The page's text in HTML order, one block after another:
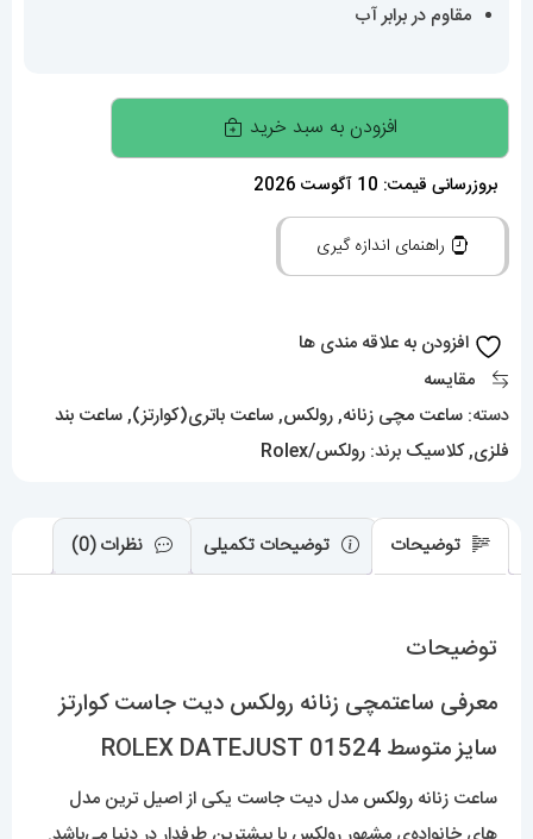
مقاوم در برابر آب
ساعتمچی
زنانه
رولکس
دیت
جاست
متوسط
DATEJUST
افزودن به سبد خرید
بروزرسانی قیمت: 10 آگوست 2026
راهنمای اندازه گیری
افزودن به علاقه مندی ها
مقایسه
دسته: ساعت مچی زنانه,رولکس,ساعت باتری(کوارتز),ساعت بند
فلزی,کلاسیک برند: رولکس/Rolex
توضیحات توضیحات تکمیلی نظرات (0)
توضیحات
معرفی ساعتمچی زنانه رولکس دیت جاست کوارتز
سایز متوسط 01524 ROLEX DATEJUST
ساعت زنانه رولکس مدل دیت جاست یکی از اصیل ترین مدل